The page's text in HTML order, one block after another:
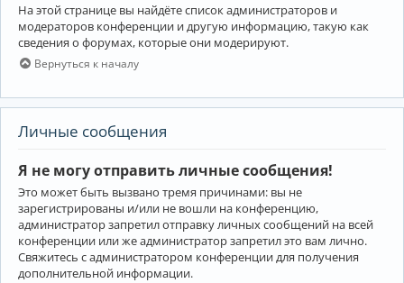
На этой странице вы найдёте список администраторов и
модераторов конференции и другую информацию, такую как
сведения о форумах, которые они модерируют.
Вернуться к началу
Личные сообщения
Я не могу отправить личные сообщения!
Это может быть вызвано тремя причинами: вы не
зарегистрированы и/или не вошли на конференцию,
администратор запретил отправку личных сообщений на всей
конференции или же администратор запретил это вам лично.
Свяжитесь с администратором конференции для получения
дополнительной информации.